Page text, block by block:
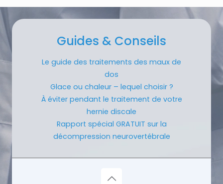
Guides & Conseils
Le guide des traitements des maux de
dos
Glace ou chaleur – lequel choisir ?
À éviter pendant le traitement de votre
hernie discale
Rapport spécial GRATUIT sur la
décompression neurovertébrale